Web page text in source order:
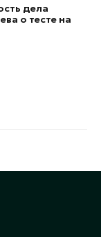
дела
о тесте на